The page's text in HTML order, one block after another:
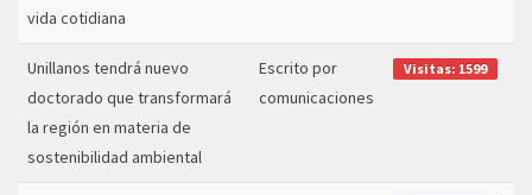
vida cotidiana
Unillanos tendrá nuevo
doctorado que transformará
la región en materia de
sostenibilidad ambiental
Escrito por
comunicaciones
Visitas: 1599